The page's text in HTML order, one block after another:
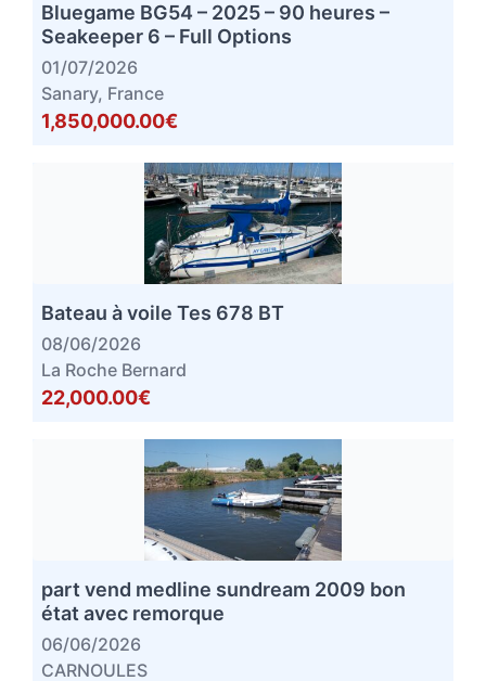
Bluegame BG54 – 2025 – 90 heures –
Seakeeper 6 – Full Options
01/07/2026
Sanary, France
1,850,000.00€
Bateau à voile Tes 678 BT
08/06/2026
La Roche Bernard
22,000.00€
part vend medline sundream 2009 bon
état avec remorque
06/06/2026
CARNOULES